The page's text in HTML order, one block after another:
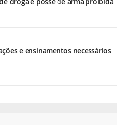
e ensinamentos necessários